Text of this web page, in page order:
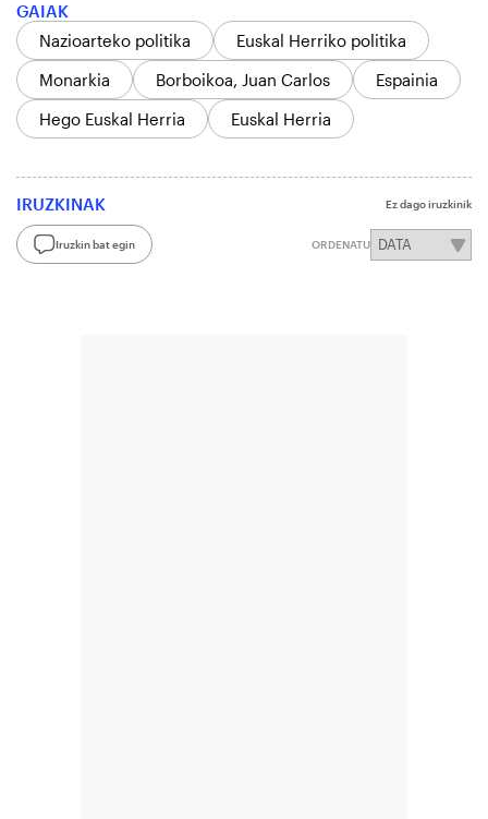
GAIAK
Nazioarteko politika
Euskal Herriko politika
Monarkia
Borboikoa, Juan Carlos
Espainia
Hego Euskal Herria
Euskal Herria
IRUZKINAK Ez dago iruzkinik
Iruzkin bat egin ORDENATU